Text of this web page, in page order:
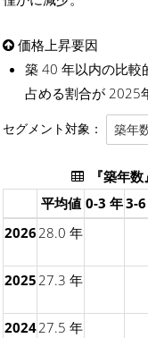
価格上昇要因
築 40 年以内の比較
占める割合が
セグメント対象： 築年
『築年
平均値 0-3 年3-
2026 28.0 年
2025 27.3 年
202427.5 年